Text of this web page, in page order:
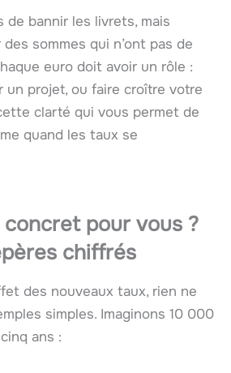
de bannir les livrets, mais
des sommes qui n’ont pas de
euro doit avoir un rôle :
un projet, ou faire croître votre
clarté qui vous permet de
quand les taux se
pour vous ?
chiffrés
des nouveaux taux, rien ne
simples. Imaginons 10 000
ans :